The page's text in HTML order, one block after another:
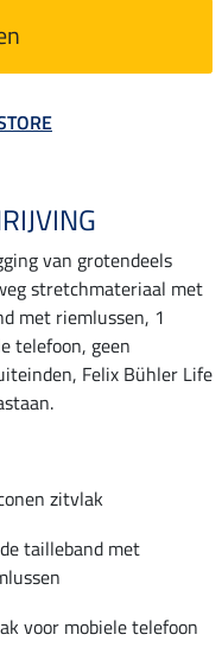
van grotendeels
stretchmateriaal met
met riemlussen, 1
telefoon, geen
Felix Bühler Life
zitvlak
tailleband met
voor mobiele telefoon